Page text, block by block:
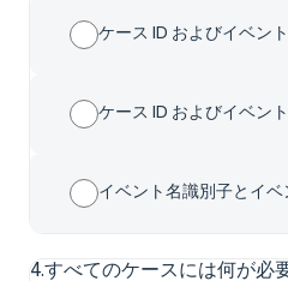
ケース ID およびイベン
ケース ID およびイベン
イベント名識別子とイ
4.すべてのケースには何が必